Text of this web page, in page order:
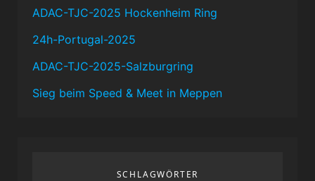
ADAC-TJC-2025 Hockenheim Ring
24h-Portugal-2025
ADAC-TJC-2025-Salzburgring
Sieg beim Speed & Meet in Meppen
SCHLAGWÖRTER